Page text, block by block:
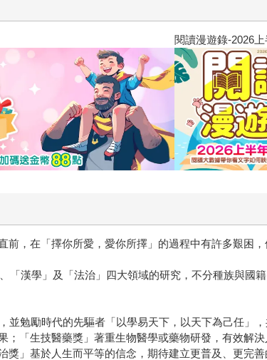
閱讀漫遊錄-2026上半年
，在「擇你所愛，愛你所擇」的過程中有許多艱困，
「漢學」及「法治」四大領域的研究，不分種族與國
並勉勵時代的先驅者「以學易天下，以天下為己任」
「生技醫藥獎」著重生物醫學或藥物研發，有效解
」基於人生而平等的信念，期待建立更普及、更完